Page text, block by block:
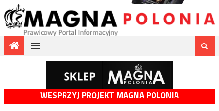
WESPRZYJ PROJEKT MAGNA POLONIA